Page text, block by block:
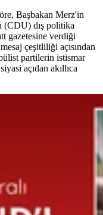
Başbakan Merz'in
dış politika
gazetesine verdiği
çeşitliliği açısından
partilerin istismar
açıdan akıllıca